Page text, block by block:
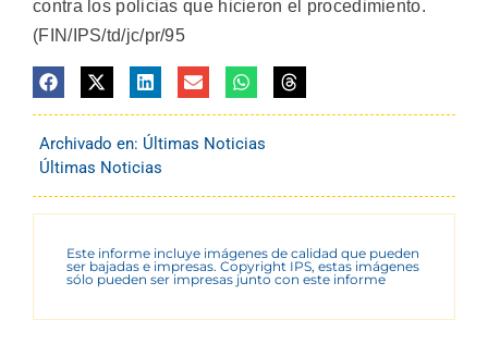
contra los policias que hicieron el procedimiento.
(FIN/IPS/td/jc/pr/95
Archivado en: Últimas Noticias
Últimas Noticias
Este informe incluye imágenes de calidad que pueden
ser bajadas e impresas. Copyright IPS, estas imágenes
sólo pueden ser impresas junto con este informe